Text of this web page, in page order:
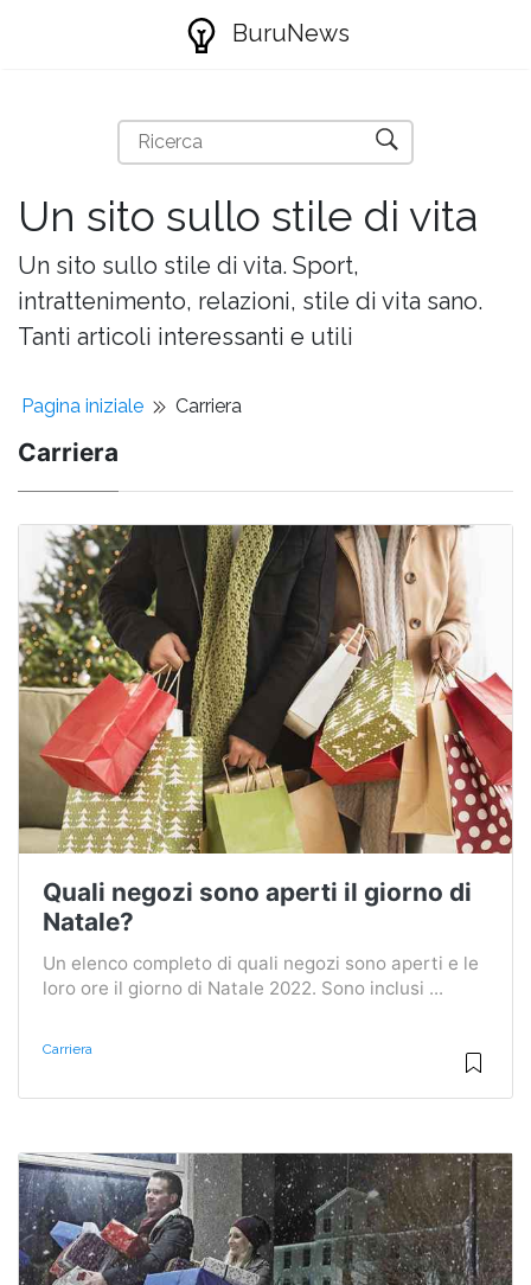
BuruNews
Un sito sullo stile di vita
Un sito sullo stile di vita. Sport,
intrattenimento, relazioni, stile di vita sano.
Tanti articoli interessanti e utili
Pagina iniziale Carriera
Carriera
Quali negozi sono aperti il ​​giorno di
Natale?
Un elenco completo di quali negozi sono aperti e le
loro ore il giorno di Natale 2022. Sono inclusi ...
Carriera